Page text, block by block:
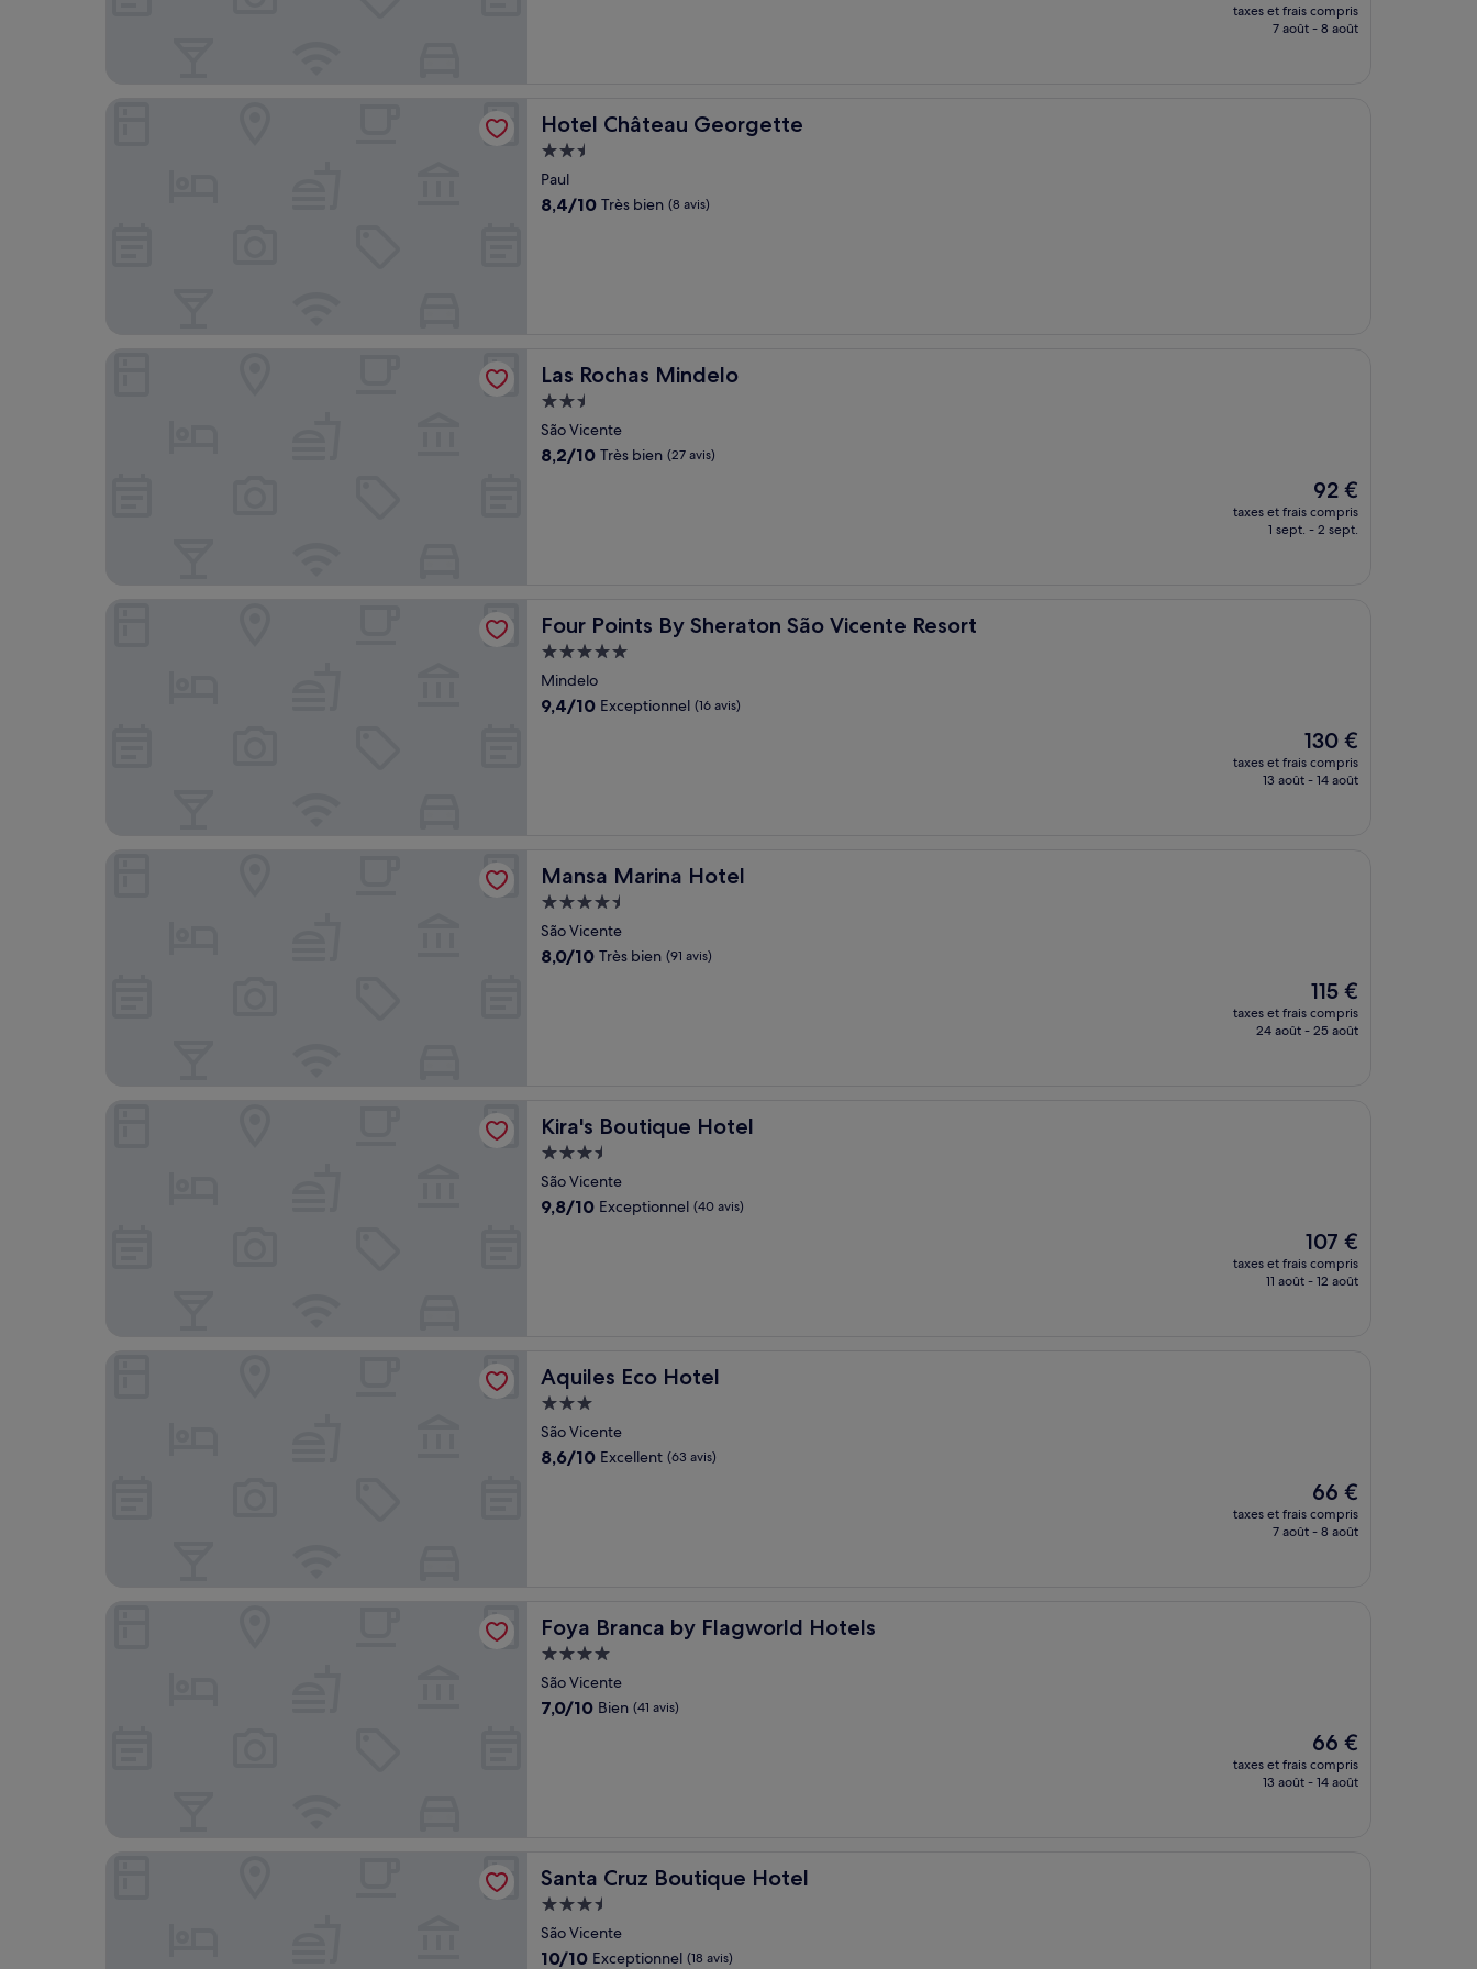
nouveau
prix
taxes et frais compris
7 août - 8 août
Hotel Château Georgette
Hotel Château Georgette
Hébergement
2.5 étoiles
Paul
8.4
8,4/10 Très bien (8 avis)
Las Rochas Mindelo
Las Rochas Mindelo
Hébergement
2.5 étoiles
São Vicente
8.2
8,2/10 Très bien (27 avis)
Le
nouveau
prix
92 €
taxes et frais compris
1 sept. - 2 sept.
Four Points By Sheraton São Vicente Resort
Four Points By Sheraton São Vicente Resort
Hébergement
5.0 étoiles
Mindelo
9.4
9,4/10 Exceptionnel (16 avis)
Le
nouveau
prix
130 €
taxes et frais compris
13 août - 14 août
Mansa Marina Hotel
Mansa Marina Hotel
Hébergement
4.5 étoiles
São Vicente
8.0
8,0/10 Très bien (91 avis)
Le
nouveau
prix
115 €
taxes et frais compris
24 août - 25 août
Kira's Boutique Hotel
Kira's Boutique Hotel
Hébergement
3.5 étoiles
São Vicente
9.8
9,8/10 Exceptionnel (40 avis)
Le
nouveau
prix
107 €
taxes et frais compris
11 août - 12 août
Aquiles Eco Hotel
Aquiles Eco Hotel
Hébergement
3.0 étoiles
São Vicente
8.6
8,6/10 Excellent (63 avis)
Le
nouveau
prix
66 €
taxes et frais compris
7 août - 8 août
Foya Branca by Flagworld Hotels
Foya Branca by Flagworld Hotels
Hébergement
4.0 étoiles
São Vicente
7.0
7,0/10 Bien (41 avis)
Le
nouveau
prix
66 €
taxes et frais compris
13 août - 14 août
Santa Cruz Boutique Hotel
Santa Cruz Boutique Hotel
Hébergement
3.5 étoiles
São Vicente
10.0
10/10 Exceptionnel (18 avis)